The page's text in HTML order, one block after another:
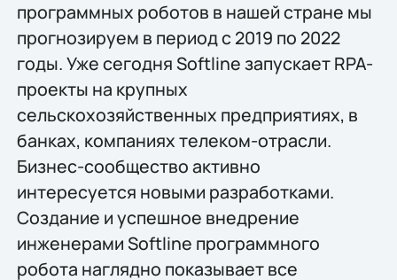
программных роботов в нашей стране мы
прогнозируем в период с 2019 по 2022
годы. Уже сегодня Softline запускает RPA-
проекты на крупных
сельскохозяйственных предприятиях, в
банках, компаниях телеком-отрасли.
Бизнес-сообщество активно
интересуется новыми разработками.
Создание и успешное внедрение
инженерами Softline программного
робота наглядно показывает все